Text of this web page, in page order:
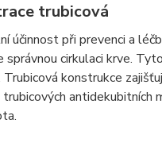
trubicová
účinnost při prevenci a
cirkulaci krve.
konstrukce
trubicových